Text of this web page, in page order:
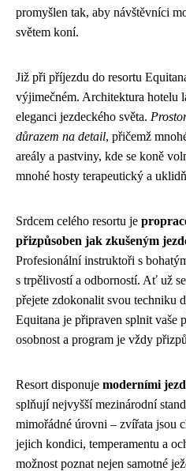
promyšlen tak, aby návštěvníci
světem koní.
Již při příjezdu do resortu
výjimečném. Architektura hotelu
eleganci jezdeckého světa.
důrazem na detail, přičemž
areály a pastviny, kde se koně
mnohé hosty terapeutický a
Srdcem celého resortu je
přizpůsoben jak zkušeným
Profesionální instruktoři s
s trpělivostí a odborností. Ať už
přejete zdokonalit svou techniku
Equitana je připraven splnit vaše
osobnost a program je vždy
Resort disponuje moderními
splňují nejvyšší mezinárodní
mimořádné úrovni – zvířata jsou
jejich kondici, temperamentu a
možnost poznat nejen samotné